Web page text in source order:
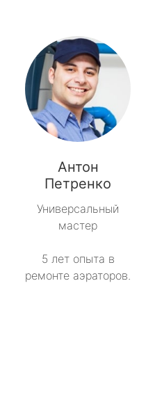
Антон
Петренко
Универсальный
мастер
5 лет опыта в
ремонте аэраторов.